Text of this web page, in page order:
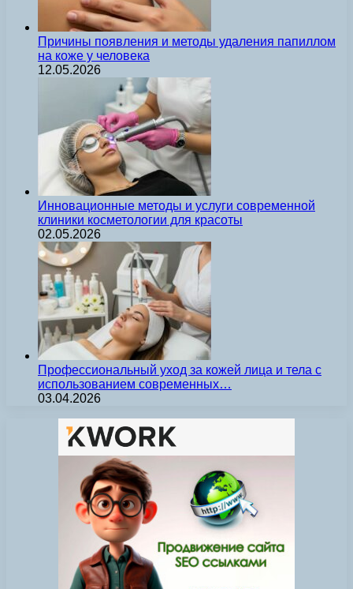
Причины появления и методы удаления папиллом
на коже у человека
12.05.2026
Инновационные методы и услуги современной
клиники косметологии для красоты
02.05.2026
Профессиональный уход за кожей лица и тела с
использованием современных…
03.04.2026